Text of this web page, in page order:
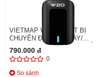
VIETMAP W20 - THIẾT BỊ
CHUYỂN ĐỔI CARPLAY/
ANDROID AUTO KHÔNG DÂY
790.000 đ
0
So sánh